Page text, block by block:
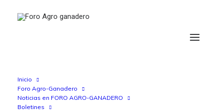
Inicio
Foro Agro-Ganadero
Noticias en FORO AGRO-GANADERO
Boletines